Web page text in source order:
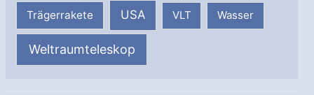
Trägerrakete USA VLT Wasser
Weltraumteleskop